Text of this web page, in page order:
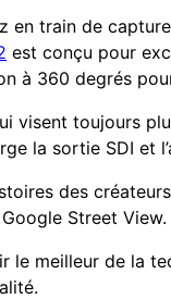
en train de
est conçu pour
à 360 degrés
visent toujours
la sortie SDI et
des
Street
le meilleur de la